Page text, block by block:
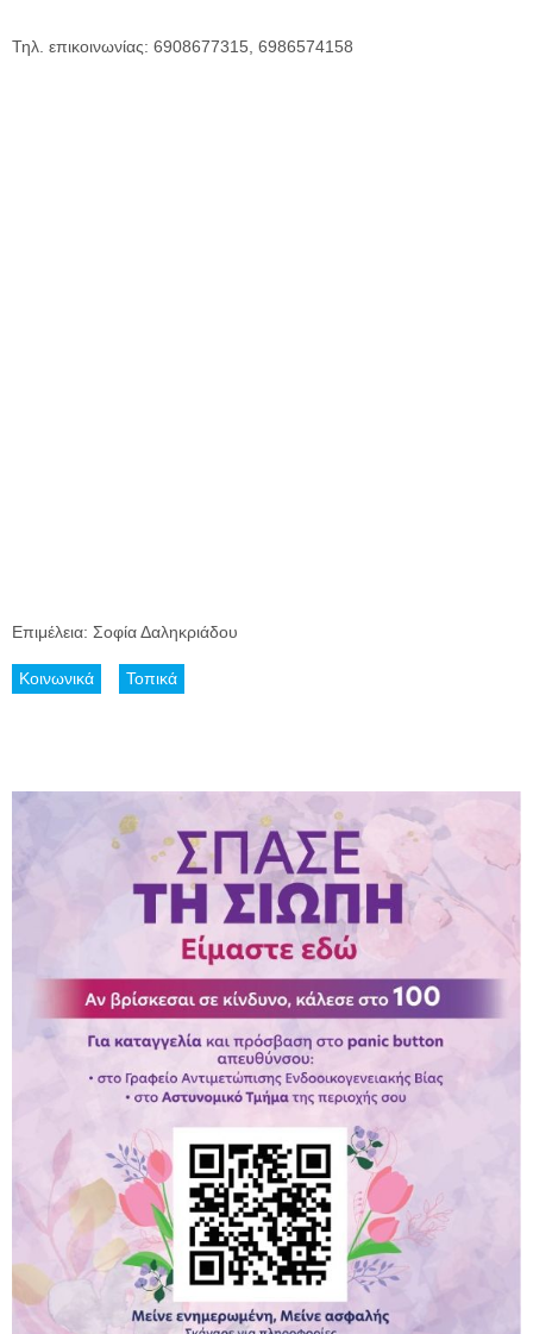
Τηλ. επικοινωνίας: 6908677315, 6986574158
Επιμέλεια: Σοφία Δαληκριάδου
Κοινωνικά Τοπικά